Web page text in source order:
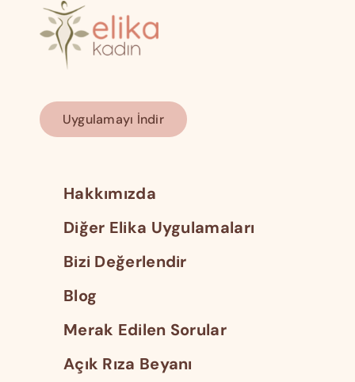
Uygulamayı İndir
Hakkımızda
Diğer Elika Uygulamaları
Bizi Değerlendir
Blog
Merak Edilen Sorular
Açık Rıza Beyanı